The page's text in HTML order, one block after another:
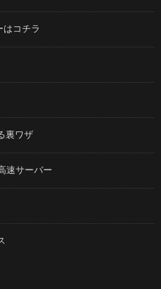
はコチラ
裏ワザ
速サーバー